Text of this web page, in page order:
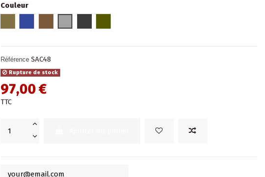
Couleur
Référence SAC48
Rupture de stock
97,00 €
TTC